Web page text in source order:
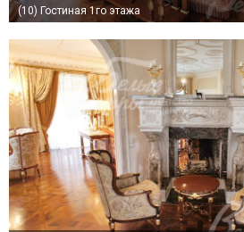
(10) Гостиная 1го этажа